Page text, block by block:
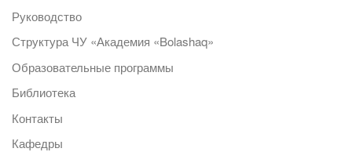
Руководство
Структура ЧУ «Академия «Bolashaq»
Образовательные программы
Библиотека
Контакты
Кафедры